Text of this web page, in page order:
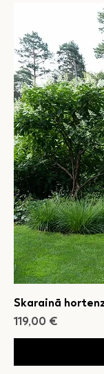
Skarainā
Cena
119,00 €